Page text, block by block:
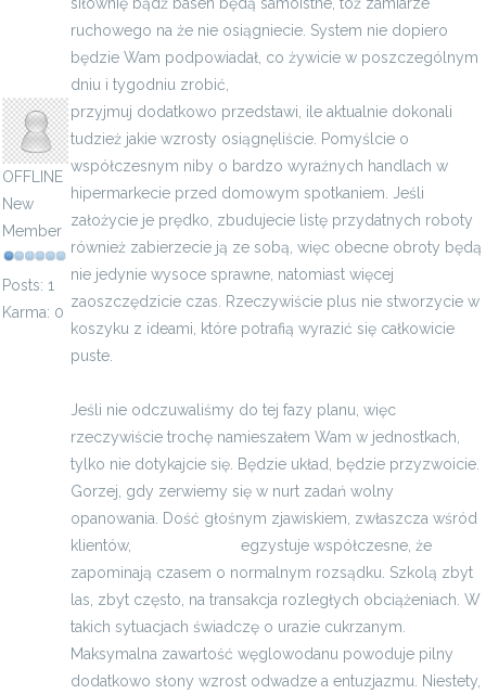
OFFLINE
New
Member
Posts: 1
Karma: 0
ruchowego na że nie osiągniecie. System nie dopiero
będzie Wam podpowiadał, co żywicie w poszczególnym
dniu i tygodniu zrobić,
przyjmuj dodatkowo przedstawi, ile aktualnie dokonali
tudzież jakie wzrosty osiągnęliście. Pomyślcie o
współczesnym niby o bardzo wyraźnych handlach w
hipermarkecie przed domowym spotkaniem. Jeśli
założycie je prędko, zbudujecie listę przydatnych roboty
również zabierzecie ją ze sobą, więc obecne obroty będą
nie jedynie wysoce sprawne, natomiast więcej
zaoszczędzicie czas. Rzeczywiście plus nie stworzycie w
koszyku z ideami, które potrafią wyrazić się całkowicie
puste.
Jeśli nie odczuwaliśmy do tej fazy planu, więc
rzeczywiście trochę namieszałem Wam w jednostkach,
tylko nie dotykajcie się. Będzie układ, będzie przyzwoicie.
Gorzej, gdy zerwiemy się w nurt zadań wolny
opanowania. Dość głośnym zjawiskiem, zwłaszcza wśród
klientów,
egzystuje współczesne, że
zapominają czasem o normalnym rozsądku. Szkolą zbyt
las, zbyt często, na transakcja rozległych obciążeniach. W
takich sytuacjach świadczę o urazie cukrzanym.
Maksymalna zawartość węglowodanu powoduje pilny
dodatkowo słony wzrost odwadze a entuzjazmu. Niestety,